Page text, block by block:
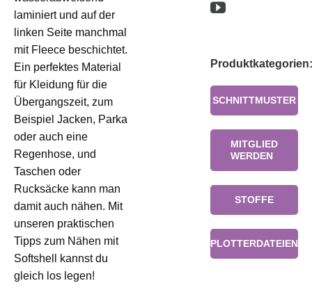
laminiert und auf der
linken Seite manchmal
mit Fleece beschichtet.
Ein perfektes Material
für Kleidung für die
Übergangszeit, zum
Beispiel Jacken, Parka
oder auch eine
Regenhose, und
Taschen oder
Rucksäcke kann man
damit auch nähen. Mit
unseren praktischen
Tipps zum Nähen mit
Softshell kannst du
gleich los legen!
Produktkategorien:
SCHNITTMUSTER
MITGLIED
WERDEN
STOFFE
PLOTTERDATEIEN